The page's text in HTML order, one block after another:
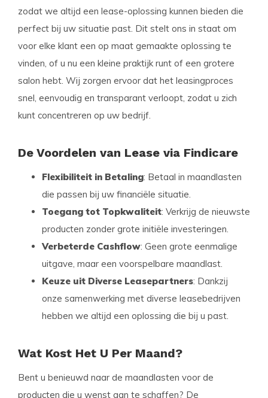
zodat we altijd een lease-oplossing kunnen bieden die
perfect bij uw situatie past. Dit stelt ons in staat om
voor elke klant een op maat gemaakte oplossing te
vinden, of u nu een kleine praktijk runt of een grotere
salon hebt. Wij zorgen ervoor dat het leasingproces
snel, eenvoudig en transparant verloopt, zodat u zich
kunt concentreren op uw bedrijf.
De Voordelen van Lease via Findicare
Flexibiliteit in Betaling: Betaal in maandlasten
die passen bij uw financiële situatie.
Toegang tot Topkwaliteit: Verkrijg de nieuwste
producten zonder grote initiële investeringen.
Verbeterde Cashflow: Geen grote eenmalige
uitgave, maar een voorspelbare maandlast.
Keuze uit Diverse Leasepartners: Dankzij
onze samenwerking met diverse leasebedrijven
hebben we altijd een oplossing die bij u past.
Wat Kost Het U Per Maand?
Bent u benieuwd naar de maandlasten voor de
producten die u wenst aan te schaffen? De